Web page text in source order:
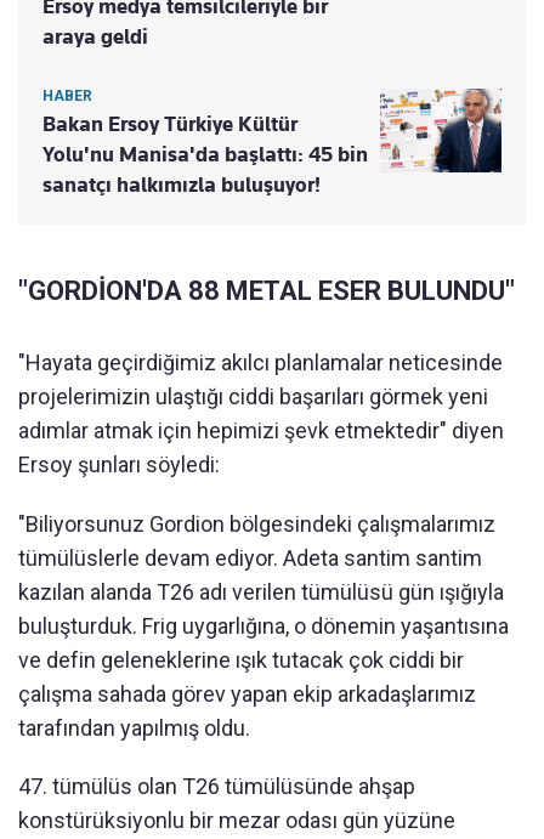
Ersoy medya temsilcileriyle bir
araya geldi
HABER
Bakan Ersoy Türkiye Kültür
Yolu'nu Manisa'da başlattı: 45 bin
sanatçı halkımızla buluşuyor!
"GORDİON'DA 88 METAL ESER BULUNDU"
"Hayata geçirdiğimiz akılcı planlamalar neticesinde
projelerimizin ulaştığı ciddi başarıları görmek yeni
adımlar atmak için hepimizi şevk etmektedir" diyen
Ersoy şunları söyledi:
"Biliyorsunuz Gordion bölgesindeki çalışmalarımız
tümülüslerle devam ediyor. Adeta santim santim
kazılan alanda T26 adı verilen tümülüsü gün ışığıyla
buluşturduk. Frig uygarlığına, o dönemin yaşantısına
ve defin geleneklerine ışık tutacak çok ciddi bir
çalışma sahada görev yapan ekip arkadaşlarımız
tarafından yapılmış oldu.
47. tümülüs olan T26 tümülüsünde ahşap
konstürüksiyonlu bir mezar odası gün yüzüne